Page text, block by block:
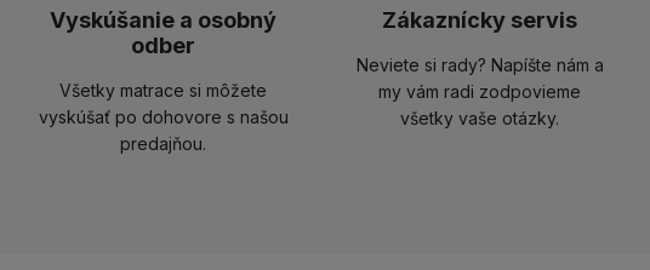
Vyskúšanie a osobný
odber
Všetky matrace si môžete
vyskúšať po dohovore s našou
predajňou.
Zákaznícky servis
Neviete si rady? Napíšte nám a
my vám radi zodpovieme
všetky vaše otázky.